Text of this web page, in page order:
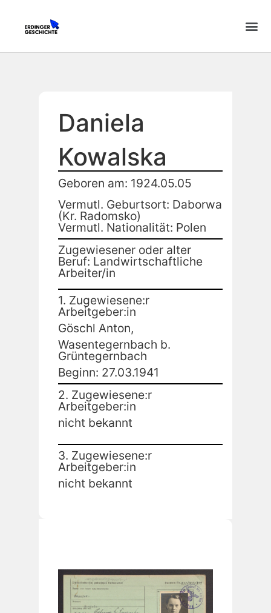
Daniela
Kowalska
Geboren am: 1924.05.05
Vermutl. Geburtsort: Daborwa
(Kr. Radomsko)
Vermutl. Nationalität: Polen
Zugewiesener oder alter
Beruf: Landwirtschaftliche
Arbeiter/in
1. Zugewiesene:r
Arbeitgeber:in
Göschl Anton,
Wasentegernbach b.
Grüntegernbach
Beginn: 27.03.1941
2. Zugewiesene:r
Arbeitgeber:in
nicht bekannt
3. Zugewiesene:r
Arbeitgeber:in
nicht bekannt